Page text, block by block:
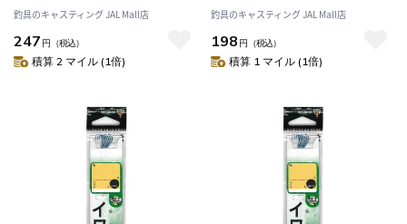
釣具のキャスティング JAL Mall店
247 円 （税込）
積算 2 マイル (1倍)
釣具のキャスティング JAL Mall店
198 円 （税込）
積算 1 マイル (1倍)